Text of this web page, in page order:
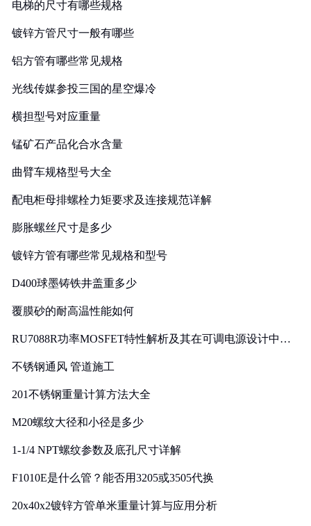
电梯的尺寸有哪些规格
镀锌方管尺寸一般有哪些
铝方管有哪些常见规格
光线传媒参投三国的星空爆冷
横担型号对应重量
锰矿石产品化合水含量
曲臂车规格型号大全
配电柜母排螺栓力矩要求及连接规范详解
膨胀螺丝尺寸是多少
镀锌方管有哪些常见规格和型号
D400球墨铸铁井盖重多少
覆膜砂的耐高温性能如何
RU7088R功率MOSFET特性解析及其在可调电源设计中的
不锈钢通风 管道施工
201不锈钢重量计算方法大全
M20螺纹大径和小径是多少
1-1/4 NPT螺纹参数及底孔尺寸详解
F1010E是什么管？能否用3205或3505代换
20x40x2镀锌方管单米重量计算与应用分析